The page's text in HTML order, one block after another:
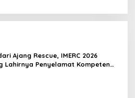
Ajang Rescue, IMERC 2026
Lahirnya Penyelamat Kompeten